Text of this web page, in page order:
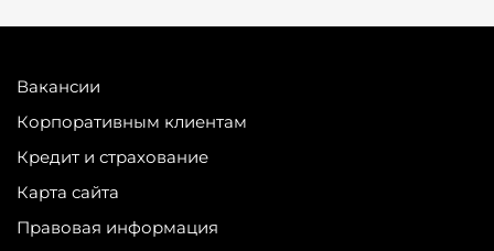
Вакансии
Корпоративным клиентам
Кредит и страхование
Карта сайта
Правовая информация